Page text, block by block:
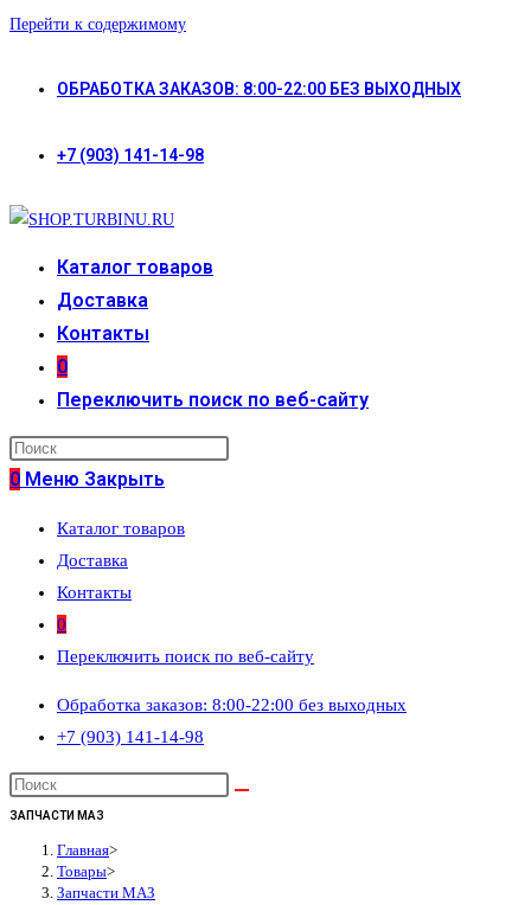
Перейти к содержимому
ОБРАБОТКА ЗАКАЗОВ: 8:00-22:00 БЕЗ ВЫХОДНЫХ
+7 (903) 141-14-98
Каталог товаров
Доставка
Контакты
0
Переключить поиск по веб-сайту
0 Меню Закрыть
Каталог товаров
Доставка
Контакты
0
Переключить поиск по веб-сайту
Обработка заказов: 8:00-22:00 без выходных
+7 (903) 141-14-98
ЗАПЧАСТИ МАЗ
Главная>
Товары>
Запчасти МАЗ